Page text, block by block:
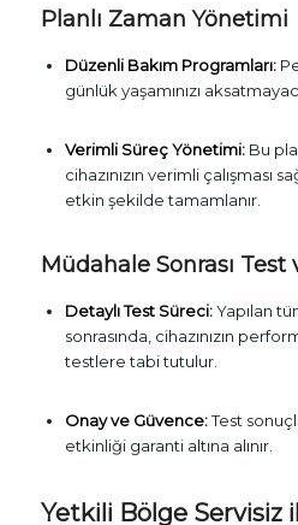
Planlı Zaman Yönetimi
Düzenli Bakım Programları:
günlük yaşamınızı
Verimli Süreç Yönetimi:Bu
cihazınızın verimli çalışması
etkin şekilde tamamlanır.
Müdahale Sonrası Test
Detaylı Test Süreci:Yapılan
sonrasında, cihazınızın
testlere tabi tutulur.
Onay ve Güvence:Test
etkinliği garanti altına alınır.
Yetkili Bölge Servisiz